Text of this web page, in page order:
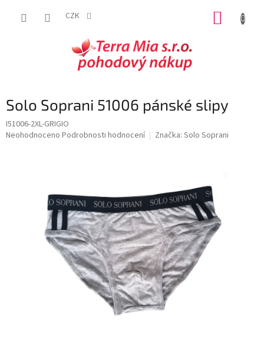
CZK
Solo Soprani 51006 pánské slipy
I51006-2XL-GRIGIO
Průměrné
Neohodnoceno Podrobnosti hodnocení Značka: Solo Soprani